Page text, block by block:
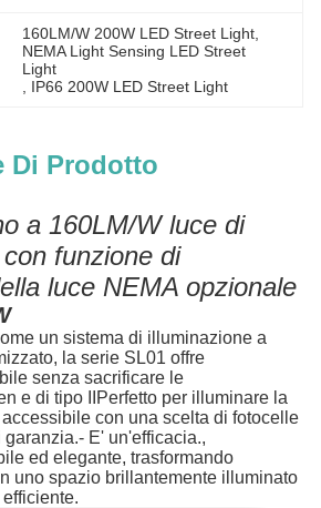
160LM/W 200W LED Street Light
NEMA Light Sensing LED Street
Light
IP66 200W LED Street Light
Di Prodotto
a 160LM/W luce di
funzione di
luce NEMA opzionale
un sistema di illuminazione a
la serie SL01 offre
senza sacrificare le
e di tipo IIPerfetto per illuminare la
con una scelta di fotocelle
E' un'efficacia.,
ed elegante, trasformando
uno spazio brillantemente illuminato